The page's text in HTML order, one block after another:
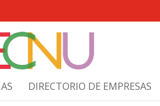
DIRECTORIO DE EMPRESAS